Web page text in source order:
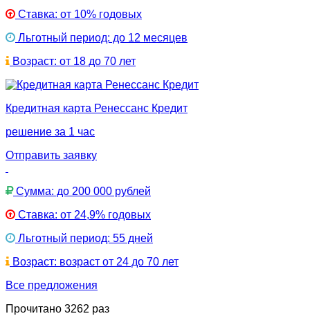
Ставка: от 10% годовых
Льготный период: до 12 месяцев
Возраст: от 18 до 70 лет
Кредитная карта Ренессанс Кредит
решение за 1 час
Отправить заявку
Сумма: до 200 000 рублей
Ставка: от 24,9% годовых
Льготный период: 55 дней
Возраст: возраст от 24 до 70 лет
Все предложения
Прочитано 3262 раз